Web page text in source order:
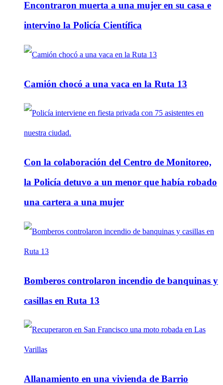
Encontraron muerta a una mujer en su casa e
intervino la Policía Científica
Camión chocó a una vaca en la Ruta 13
Con la colaboración del Centro de Monitoreo,
la Policía detuvo a un menor que había robado
una cartera a una mujer
Bomberos controlaron incendio de banquinas y
casillas en Ruta 13
Allanamiento en una vivienda de Barrio